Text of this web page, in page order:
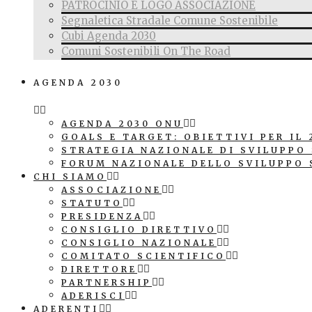
PATROCINIO E LOGO ASSOCIAZIONE
Segnaletica Stradale Comune Sostenibile
Cubi Agenda 2030
Comuni Sostenibili On The Road
AGENDA 2030
AGENDA 2030 ONU
GOALS E TARGET: OBIETTIVI PER IL
STRATEGIA NAZIONALE DI SVILUPPO
FORUM NAZIONALE DELLO SVILUPPO
CHI SIAMO
ASSOCIAZIONE
STATUTO
PRESIDENZA
CONSIGLIO DIRETTIVO
CONSIGLIO NAZIONALE
COMITATO SCIENTIFICO
DIRETTORE
PARTNERSHIP
ADERISCI
ADERENTI